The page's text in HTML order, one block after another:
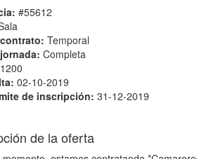
#55612
Temporal
Completa
1200
02-10-2019
de inscripción: 31-12-2019
de la oferta